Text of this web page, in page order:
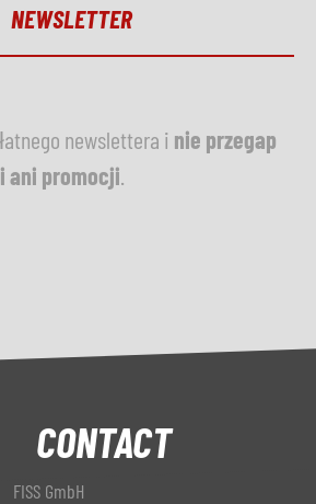
NEWSLETTER
newslettera i nie przegap
ani promocji
CONTACT
FISS GmbH